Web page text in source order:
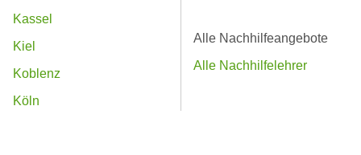
Kassel
Kiel
Koblenz
Köln
Alle Nachhilfeangebote
Alle Nachhilfelehrer